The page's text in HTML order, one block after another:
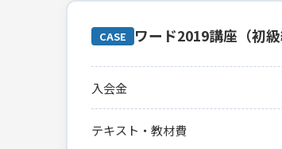
CASE ワード2019講座（初
入会金
テキスト・教材費